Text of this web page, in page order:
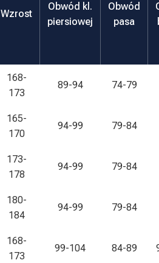
Wzrost
Obwód kl.
piersiowej
Obwód
pasa
168-
173
89-94 74-79
165-
170
94-99 79-84
173-
178
94-99 79-84
180-
184
94-99 79-84
168-
173
99-104 84-89